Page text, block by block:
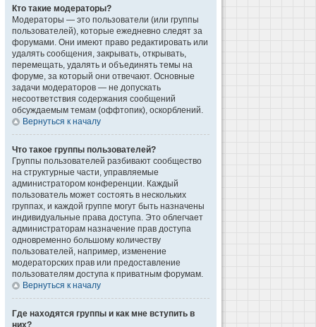
Кто такие модераторы?
Модераторы — это пользователи (или группы
пользователей), которые ежедневно следят за
форумами. Они имеют право редактировать или
удалять сообщения, закрывать, открывать,
перемещать, удалять и объединять темы на
форуме, за который они отвечают. Основные
задачи модераторов — не допускать
несоответствия содержания сообщений
обсуждаемым темам (оффтопик), оскорблений.
Вернуться к началу
Что такое группы пользователей?
Группы пользователей разбивают сообщество
на структурные части, управляемые
администратором конференции. Каждый
пользователь может состоять в нескольких
группах, и каждой группе могут быть назначены
индивидуальные права доступа. Это облегчает
администраторам назначение прав доступа
одновременно большому количеству
пользователей, например, изменение
модераторских прав или предоставление
пользователям доступа к приватным форумам.
Вернуться к началу
Где находятся группы и как мне вступить в
них?